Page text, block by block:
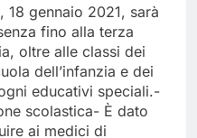
gennaio 2021, sarà​
fino alla terza
oltre alle classi dei
dell’infanzia e dei
educativi speciali.-
scolastica- È​ dato
ai medici di